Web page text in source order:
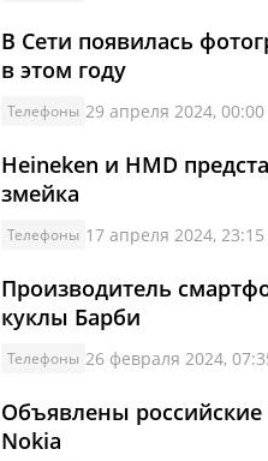
В Сети появилась
в этом году
Телефоны 29 апреля 2024, 00:00
Heineken и HMD
змейка
Телефоны 17 апреля 2024, 23:15
Производитель
куклы Барби
Телефоны 26 февраля 2024,
Объявлены
Nokia